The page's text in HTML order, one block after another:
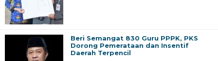
Beri Semangat 830 Guru PPPK, PKS
Dorong Pemerataan dan Insentif
Daerah Terpencil